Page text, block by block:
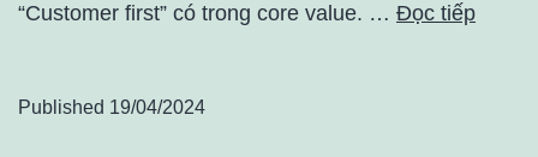
“Customer first” có trong core value. … Đọc tiếp
Published 19/04/2024